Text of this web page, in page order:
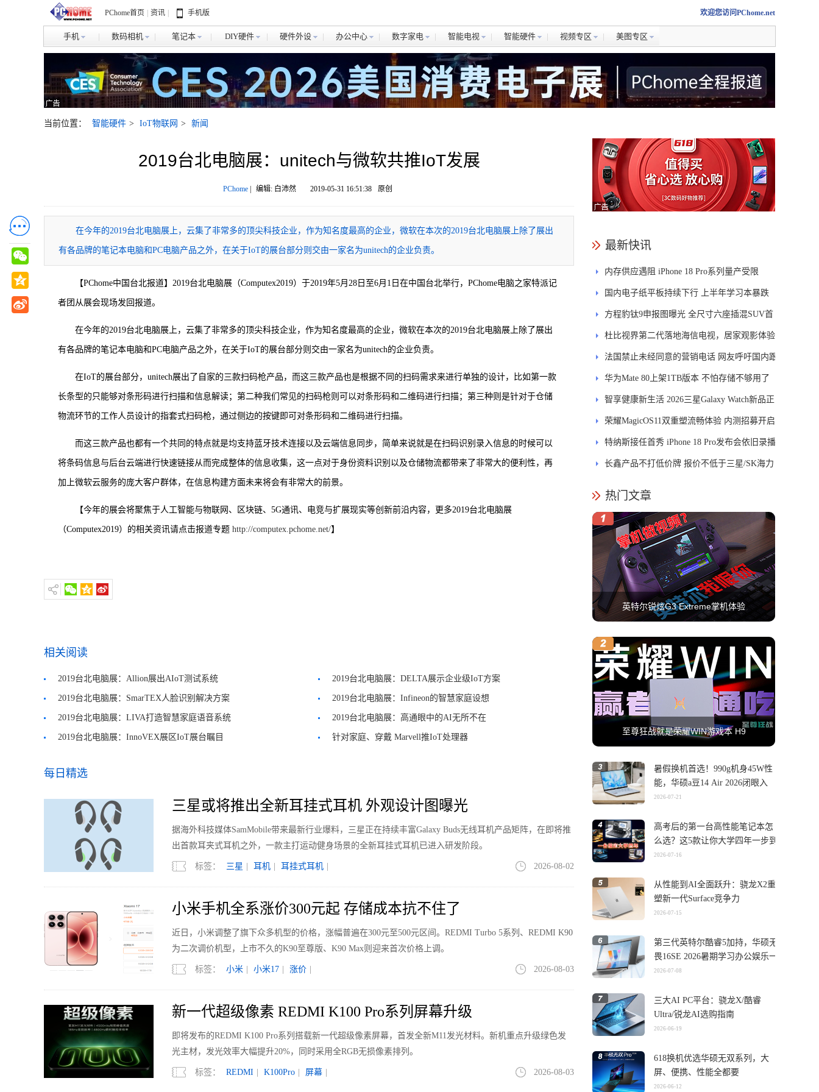
PChome首页 资讯 手机版 欢迎您访问PChome.net
手机 数码相机 笔记本 DIY硬件 硬件外设 办公中心 数字家电 智能电视 智能硬件 视频专区 美图专区
当前位置： 智能硬件 > IoT物联网 > 新闻
2019台北电脑展：unitech与微软共推IoT发展
PChome| 编辑: 白沛然 2019-05-31 16:51:38 原创
在今年的2019台北电脑展上，云集了非常多的顶尖科技企业，作为知名度最高的企业，微软在本次的2019台北电脑展上除了展出
有各品牌的笔记本电脑和PC电脑产品之外，在关于IoT的展台部分则交由一家名为unitech的企业负责。
【PChome中国台北报道】2019台北电脑展（Computex2019）于2019年5月28日至6月1日在中国台北举行，PChome电脑之家特派记
者团从展会现场发回报道。
在今年的2019台北电脑展上，云集了非常多的顶尖科技企业，作为知名度最高的企业，微软在本次的2019台北电脑展上除了展出
有各品牌的笔记本电脑和PC电脑产品之外，在关于IoT的展台部分则交由一家名为unitech的企业负责。
在IoT的展台部分，unitech展出了自家的三款扫码枪产品，而这三款产品也是根据不同的扫码需求来进行单独的设计，比如第一款
长条型的只能够对条形码进行扫描和信息解读；第二种我们常见的扫码枪则可以对条形码和二维码进行扫描；第三种则是针对于仓储
物流环节的工作人员设计的指套式扫码枪，通过侧边的按键即可对条形码和二维码进行扫描。
而这三款产品也都有一个共同的特点就是均支持蓝牙技术连接以及云端信息同步，简单来说就是在扫码识别录入信息的时候可以
将条码信息与后台云端进行快速链接从而完成整体的信息收集，这一点对于身份资料识别以及仓储物流都带来了非常大的便利性，再
加上微软云服务的庞大客户群体，在信息构建方面未来将会有非常大的前景。
【今年的展会将聚焦于人工智能与物联网、区块链、5G通讯、电竞与扩展现实等创新前沿内容，更多2019台北电脑展
（Computex2019）的相关资讯请点击报道专题 http://computex.pchome.net/】
相关阅读
2019台北电脑展：Allion展出AIoT测试系统 2019台北电脑展：DELTA展示企业级IoT方案
2019台北电脑展：SmarTEX人脸识别解决方案 2019台北电脑展：Infineon的智慧家庭设想
2019台北电脑展：LIVA打造智慧家庭语音系统 2019台北电脑展：高通眼中的AI无所不在
2019台北电脑展：InnoVEX展区IoT展台瞩目 针对家庭、穿戴 Marvell推IoT处理器
每日精选
三星或将推出全新耳挂式耳机 外观设计图曝光
据海外科技媒体SamMobile带来最新行业爆料，三星正在持续丰富Galaxy Buds无线耳机产品矩阵，在即将推
出首款耳夹式耳机之外，一款主打运动健身场景的全新耳挂式耳机已进入研发阶段。
标签： 三星 耳机 耳挂式耳机 2026-08-02
小米手机全系涨价300元起 存储成本抗不住了
近日，小米调整了旗下众多机型的价格，涨幅普遍在300元至500元区间。REDMI Turbo 5系列、REDMI K90
为二次调价机型，上市不久的K90至尊版、K90 Max则迎来首次价格上调。
标签： 小米 小米17 涨价 2026-08-03
新一代超级像素 REDMI K100 Pro系列屏幕升级
即将发布的REDMI K100 Pro系列搭载新一代超级像素屏幕，首发全新M11发光材料。新机重点升级绿色发
光主材，发光效率大幅提升20%，同时采用全RGB无损像素排列。
标签： REDMI K100Pro 屏幕 2026-08-03
最新快讯
内存供应遇阻 iPhone 18 Pro系列量产受限
国内电子纸平板持续下行 上半年学习本暴跌
84.6%
方程豹钛9申报图曝光 全尺寸六座插混SUV首
发DMS
杜比视界第二代落地海信电视，居家观影体验
能迎来哪些升级？
法国禁止未经同意的营销电话 网友呼吁国内跟
进
华为Mate 80上架1TB版本 不怕存储不够用了
智享健康新生活 2026三星Galaxy Watch新品正
式开售
荣耀MagicOS11双重塑流畅体验 内测招募开启
特纳斯接任首秀 iPhone 18 Pro发布会依旧录播
长鑫产品不打低价牌 报价不低于三星/SK海力
热门文章
英特尔锐炫G3 Extreme掌机体验
至尊狂战就是荣耀WIN游戏本 H9
暑假换机首选！990g机身45W性
能，华硕a豆14 Air 2026闭眼入
2026-07-21
高考后的第一台高性能笔记本怎
么选？这5款让你大学四年一步到
位
2026-07-16
从性能到AI全面跃升：骁龙X2重
塑新一代Surface竞争力
2026-07-15
第三代英特尔酷睿5加持，华硕无
畏16SE 2026暑期学习办公娱乐一
机搞定
2026-07-08
三大AI PC平台：骁龙X/酷睿
Ultra/锐龙AI选购指南
2026-06-19
618换机优选华硕无双系列，大
屏、便携、性能全都要
2026-06-12